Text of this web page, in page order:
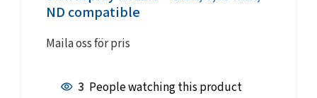
ND compatible
Maila oss för pris
3 People watching this product